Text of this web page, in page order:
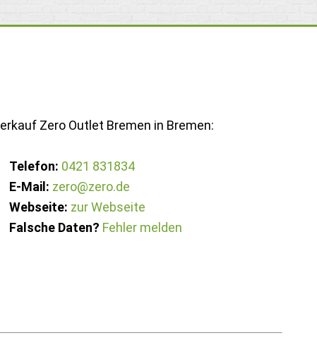
Zero Outlet Bremen in Bremen:
Telefon: 0421 831834
E-Mail: zero@zero.de
Webseite: zur Webseite
Falsche Daten? Fehler melden